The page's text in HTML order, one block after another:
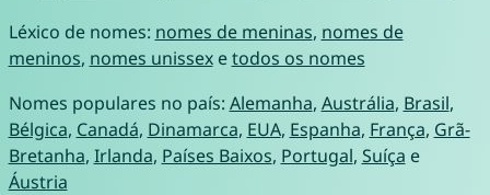
Léxico de nomes: nomes de meninas, nomes de
meninos, nomes unissexetodos os nomes
Nomes populares no país: Alemanha, Austrália, Brasil,
Bélgica, Canadá, Dinamarca, EUA, Espanha, França, Grã-
Bretanha, Irlanda, Países Baixos, Portugal, Suíça e
Áustria